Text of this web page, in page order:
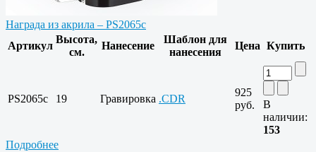
Награда из акрила – PS2065c
Артикул
Высота,
см.
Нанесение
Шаблон для
нанесения
Цена Купить
PS2065c 19 Гравировка .CDR
925
руб.
В
наличии:
153
Подробнее